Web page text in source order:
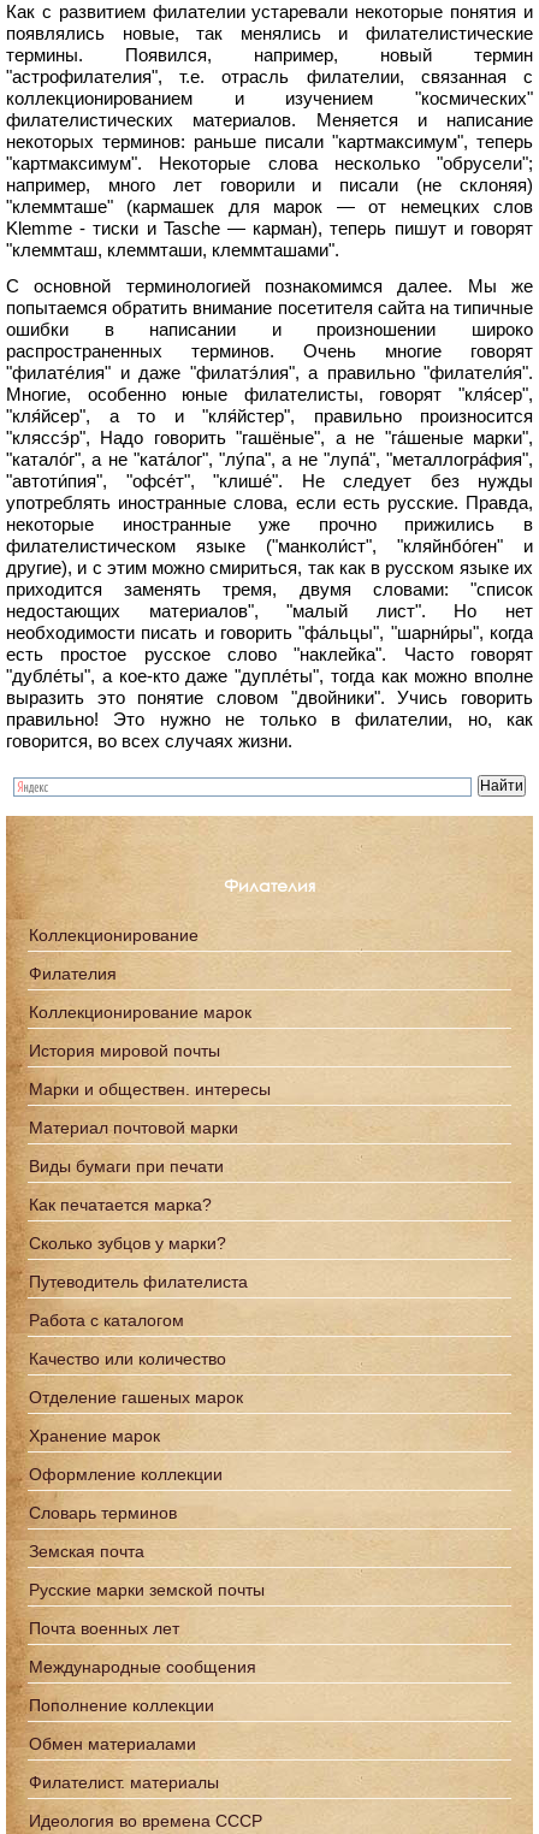
Как с развитием филателии устаревали некоторые понятия и
появлялись новые, так менялись и филателистические
термины. Появился, например, новый термин
"астрофилателия", т.е. отрасль филателии, связанная с
коллекционированием и изучением "космических"
филателистических материалов. Меняется и написание
некоторых терминов: раньше писали "картмаксимум", теперь
"картмаксимум". Некоторые слова несколько "обрусели";
например, много лет говорили и писали (не склоняя)
"клеммташе" (кармашек для марок — от немецких слов
Klemme - тиски и Tasche — карман), теперь пишут и говорят
"клеммташ, клеммташи, клеммташами".
С основной терминологией познакомимся далее. Мы же
попытаемся обратить внимание посетителя сайта на типичные
ошибки в написании и произношении широко
распространенных терминов. Очень многие говорят
"филате́лия" и даже "филатэ́лия", а правильно "филатели́я".
Многие, особенно юные филателисты, говорят "кля́сер",
"кля́йсер", а то и "кля́йстер", правильно произносится
"кляссэ́р", Надо говорить "гашёные", а не "га́шеные марки",
"катало́г", а не "ката́лог", "лу́па", а не "лупа́", "металлогра́фия",
"автоти́пия", "офсе́т", "клише́". Не следует без нужды
употреблять иностранные слова, если есть русские. Правда,
некоторые иностранные уже прочно прижились в
филателистическом языке ("манколи́ст", "кляйнбо́ген" и
другие), и с этим можно смириться, так как в русском языке их
приходится заменять тремя, двумя словами: "список
недостающих материалов", "малый лист". Но нет
необходимости писать и говорить "фа́льцы", "шарни́ры", когда
есть простое русское слово "наклейка". Часто говорят
"дубле́ты", а кое-кто даже "дупле́ты", тогда как можно вполне
выразить это понятие словом "двойники". Учись говорить
правильно! Это нужно не только в филателии, но, как
говорится, во всех случаях жизни.
Филателия
Коллекционирование
Филателия
Коллекционирование марок
История мировой почты
Марки и обществен. интересы
Материал почтовой марки
Виды бумаги при печати
Как печатается марка?
Сколько зубцов у марки?
Путеводитель филателиста
Работа с каталогом
Качество или количество
Отделение гашеных марок
Хранение марок
Оформление коллекции
Словарь терминов
Земская почта
Русские марки земской почты
Почта военных лет
Международные сообщения
Пополнение коллекции
Обмен материалами
Филателист. материалы
Идеология во времена СССР